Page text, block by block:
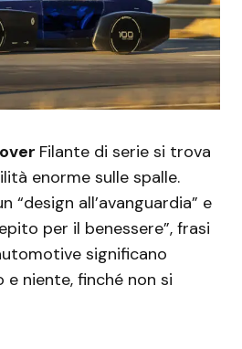
Filante di serie si trova
enorme sulle spalle.
“design all’avanguardia” e
per il benessere”, frasi
significano
niente, finché non si